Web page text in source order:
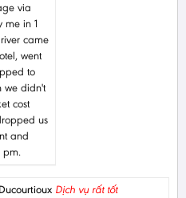
via
me in 1
came
went
to
we didn't
cost
us
and
pm.
Dịch vụ rất tốt